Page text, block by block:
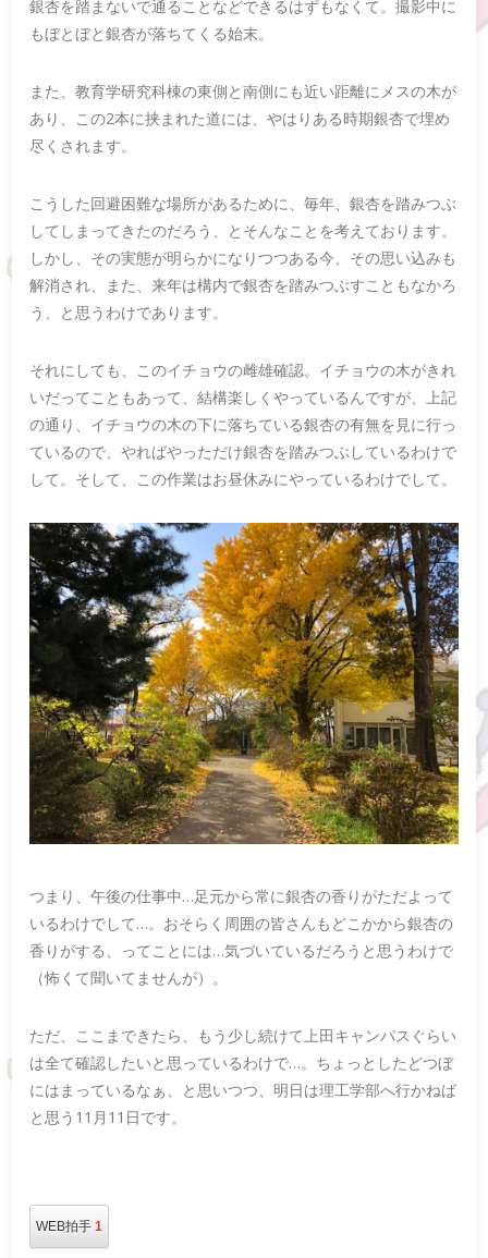
銀杏を踏まないで通ることなどできるはずもなくて。撮影中に
もぼとぼと銀杏が落ちてくる始末。
また、教育学研究科棟の東側と南側にも近い距離にメスの木が
あり、この2本に挟まれた道には、やはりある時期銀杏で埋め
尽くされます。
こうした回避困難な場所があるために、毎年、銀杏を踏みつぶ
してしまってきたのだろう、とそんなことを考えております。
しかし、その実態が明らかになりつつある今、その思い込みも
解消され、また、来年は構内で銀杏を踏みつぶすこともなかろ
う、と思うわけであります。
それにしても、このイチョウの雌雄確認。イチョウの木がきれ
いだってこともあって、結構楽しくやっているんですが、上記
の通り、イチョウの木の下に落ちている銀杏の有無を見に行っ
ているので、やればやっただけ銀杏を踏みつぶしているわけで
して。そして、この作業はお昼休みにやっているわけでして。
つまり、午後の仕事中…足元から常に銀杏の香りがただよって
いるわけでして…。おそらく周囲の皆さんもどこかから銀杏の
香りがする、ってことには…気づいているだろうと思うわけで
（怖くて聞いてませんが）。
ただ、ここまできたら、もう少し続けて上田キャンパスぐらい
は全て確認したいと思っているわけで…。ちょっとしたどつぼ
にはまっているなぁ、と思いつつ、明日は理工学部へ行かねば
と思う11月11日です。
WEB拍手1